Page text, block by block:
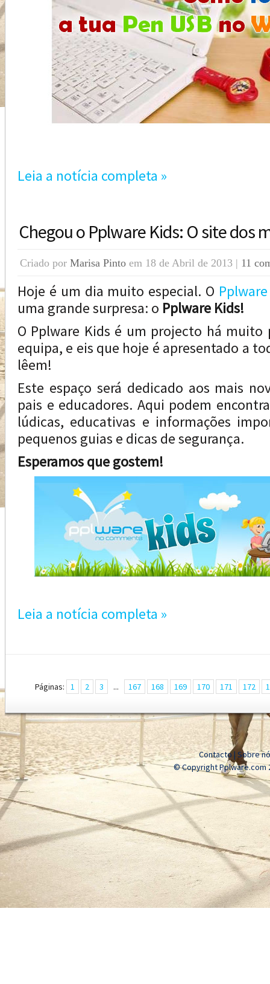
Leia a notícia completa »
Chegou o Pplware Kids: O site dos
Criado por Marisa Pinto em 18 de Abril de 2013 | 11
Hoje é um dia muito especial. O Pplware
uma grande surpresa: o Pplware Kids!
O Pplware Kids é um projecto há muito
equipa, e eis que hoje é apresentado a
lêem!
Este espaço será dedicado aos mais
pais e educadores. Aqui podem
lúdicas, educativas e informações
pequenos guias e dicas de segurança.
Esperamos que gostem!
Leia a notícia completa »
Páginas: 1 2 3 ... 167 168 169 170 171 172
Contacto| Sobre
© Copyright Pplware.com